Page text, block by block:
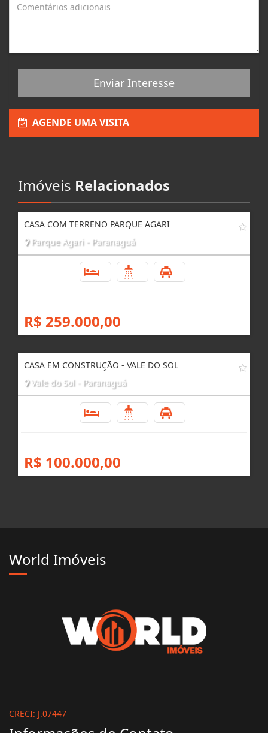
Enviar Interesse
AGENDE UMA VISITA
Imóveis Relacionados
CASA COM TERRENO PARQUE AGARI
Parque Agari - Paranaguá
R$ 259.000,00
CASA EM CONSTRUÇÃO - VALE DO SOL
Vale do Sol - Paranaguá
R$ 100.000,00
World Imóveis
CRECI: J.07447